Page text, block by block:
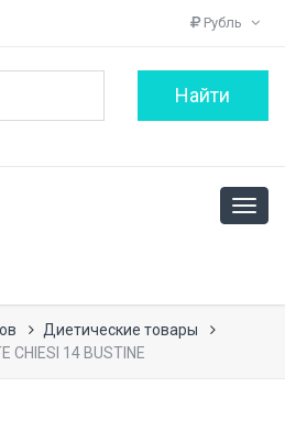
Рубль
Диетические товары
CHIESI 14 BUSTINE